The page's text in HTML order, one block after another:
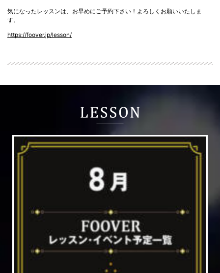
気になったレッスンは、お早めにご予約下さい！よろしくお願いいたしま
す。
https://foover.jp/lesson/